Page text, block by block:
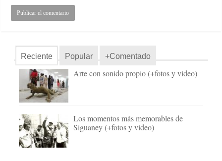
Reciente Popular +Comentado
Arte con sonido propio (+fotos y video)
Los momentos más memorables de
Siguaney (+fotos y video)